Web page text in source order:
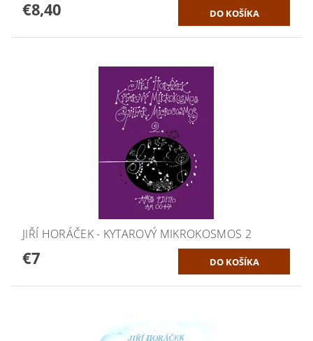
€8,40
JIŘÍ HORÁČEK - KYTAROVÝ MIKROKOSMOS 2
€7